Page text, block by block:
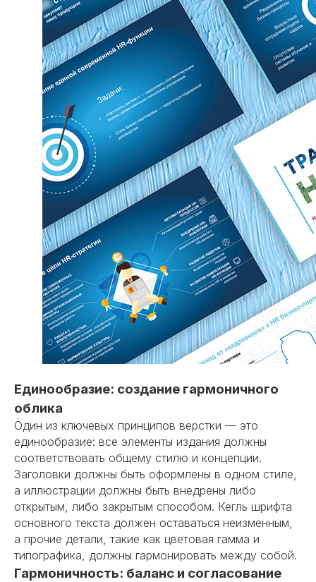
Единообразие: создание гармоничного
облика
Один из ключевых принципов верстки — это
единообразие: все элементы издания должны
соответствовать общему стилю и концепции.
Заголовки должны быть оформлены в одном стиле,
а иллюстрации должны быть внедрены либо
открытым, либо закрытым способом. Кегль шрифта
основного текста должен оставаться неизменным,
а прочие детали, такие как цветовая гамма и
типографика, должны гармонировать между собой.
Гармоничность: баланс и согласование